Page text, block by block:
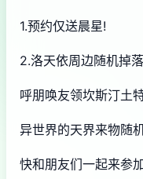
1.预约仅送晨星!
2.洛天依周边随机掉
呼朋唤友领坎斯汀土
异世界的天界来物随
快和朋友们一起来参